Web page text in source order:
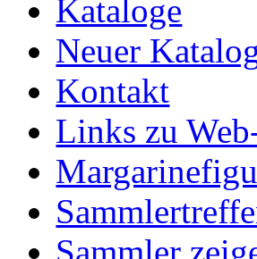
Kataloge
Neuer
Kontakt
Links zu